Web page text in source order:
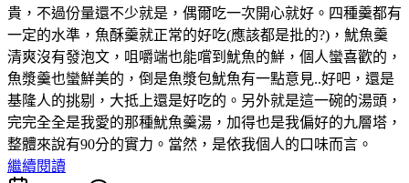
貴，不過份量還不少就是，偶爾吃一次開心就好。四種羹都有
一定的水準，魚酥羹就正常的好吃(應該都是批的?)，魷魚羹
清爽沒有發泡文，咀嚼端也能嚐到魷魚的鮮，個人蠻喜歡的，
魚漿羹也蠻鮮美的，倒是魚漿包魷魚有一點意見..好吧，還是
基隆人的挑剔，大抵上還是好吃的。另外就是這一碗的湯頭，
完完全全是我愛的那種魷魚羹湯，加得也是我偏好的九層塔，
整體來說有90分的實力。當然，是依我個人的口味而言。
繼續閱讀